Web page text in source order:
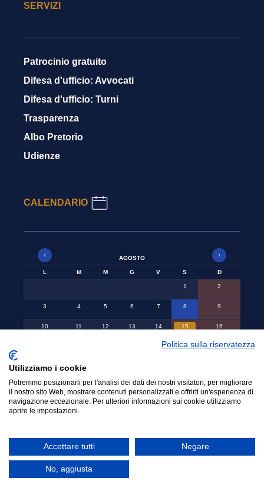
SERVIZI
Patrocinio gratuito
Difesa d'ufficio: Avvocati
Difesa d'ufficio: Turni
Trasparenza
Albo Pretorio
Udienze
CALENDARIO
AGOSTO
L M M G V S D
1 2
3 4 5 6 7 8 9
10 11 12 13 14 15 16
22 23
24 25
31
90001140608
Netsmart Srls
Politica sulla riservatezza
Utilizziamo i cookie
Potremmo posizionarli per l'analisi dei dati dei nostri visitatori, per migliorare
il nostro sito Web, mostrare contenuti personalizzati e offrirti un'esperienza di
navigazione eccezionale. Per ulteriori informazioni sui cookie utilizziamo
aprire le impostazioni.
Accettare tutti Negare
No, aggiusta